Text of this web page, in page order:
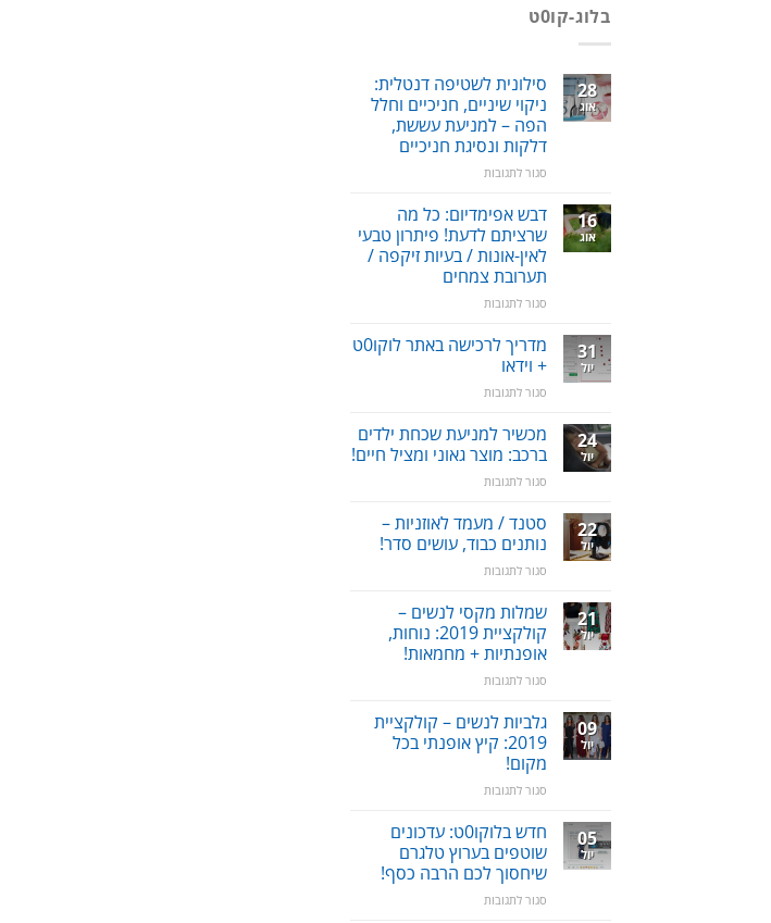
בלוג-קו0ט
28
אוג
סילונית לשטיפה דנטלית:
ניקוי שיניים, חניכיים וחלל
הפה – למניעת עששת,
דלקות ונסיגת חניכיים
סגור לתגובותעל
לשטיפה
דנטלית:
ניקוי
שיניים,
חניכיים
וחלל
–
למניעת
דלקות
חניכיים
16
אוג
דבש אפימדיום: כל מה
שרציתם לדעת! פיתרון טבעי
לאין-אונות / בעיות זיקפה /
תערובת צמחים
סגור לתגובותעל
אפימדיום:
כל
שרציתם
פיתרון
טבעי
/
זיקפה
/
צמחים
31
יול
מדריך לרכישה באתר לוקו0ט
+ וידאו
סגור לתגובותעל
לרכישה
באתר
לוקו0ט
+
24
יול
מכשיר למניעת שכחת ילדים
ברכב: מוצר גאוני ומציל חיים!
סגור לתגובותעל
למניעת
שכחת
ילדים
ברכב:
גאוני
ומציל
חיים!
22
יול
סטנד / מעמד לאוזניות –
נותנים כבוד, עושים סדר!
סגור לתגובותעל
/
מעמד
לאוזניות
–
נותנים
עושים
סדר!
21
יול
שמלות מקסי לנשים –
קולקציית 2019: נוחות,
אופנתיות + מחמאות!
סגור לתגובותעל
מקסי
לנשים
–
אופנתיות
+
מחמאות!
09
יול
גלביות לנשים – קולקציית
2019: קיץ אופנתי בכל
מקום!
סגור לתגובותעל
לנשים
–
קולקציית
2019:
קיץ
05
יול
חדש בלוקו0ט: עדכונים
שוטפים בערוץ טלגרם
שיחסוך לכם הרבה כסף!
סגור לתגובותעל